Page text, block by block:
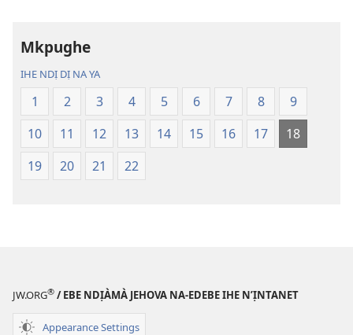
Ọhụrụ
(Nke
E
Degharịrị
Ọhụrụ
(Nke
E
Degharịrị
Mkpughe
IHE NDỊ DỊ NA YA
1 2 3 4 5 6 7 8
9
10
11 12 13 14 15 16 17
18
19
20 21 22
JW.ORG® / EBE NDỊÀMÀ JEHOVA NA-EDEBE IHE N’ỊNTANET
Appearance Settings